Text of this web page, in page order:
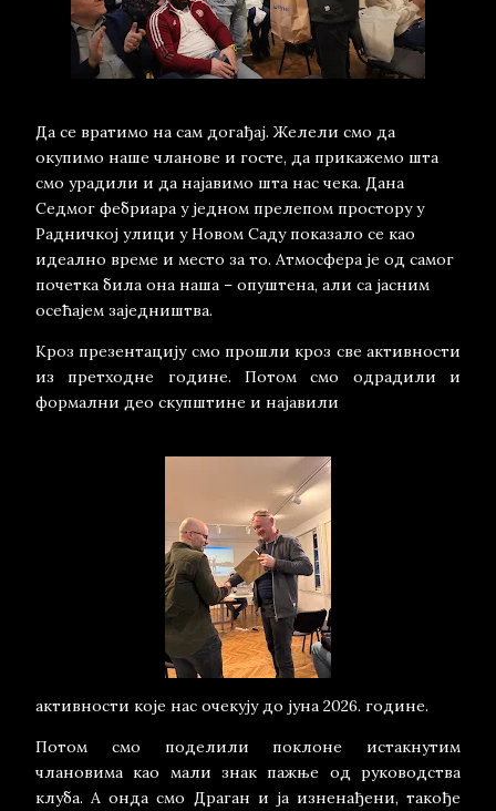
Да се вратимо на сам догађај. Желели смо да
окупимо наше чланове и госте, да прикажемо шта
смо урадили и да најавимо шта нас чека. Дана
Седмог фебриара у једном прелепом простору у
Радничкој улици у Новом Саду показало се као
идеално време и место за то. Атмосфера је од самог
почетка била она наша – опуштена, али са јасним
осећајем заједништва.
Кроз презентацију смо прошли кроз све активности
из претходне године. Потом смо одрадили и
формални део скупштине и најавили
активности које нас очекују до јуна 2026. године.
Потом смо поделили поклоне истакнутим
члановима као мали знак пажње од руководства
клуба. А онда смо Драган и ја изненађени, такође